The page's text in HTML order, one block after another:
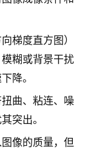
梯度直方图）
糊或背景干扰
降。
曲、粘连、噪
突出。
像的质量，但